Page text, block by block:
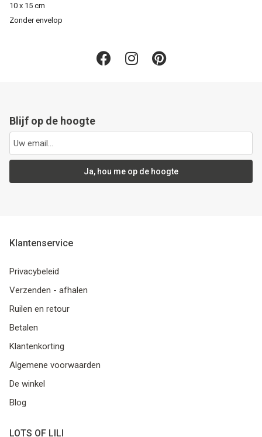
10 x 15 cm
Zonder envelop
Blijf op de hoogte
Ja, hou me op de hoogte
Klantenservice
Privacybeleid
Verzenden - afhalen
Ruilen en retour
Betalen
Klantenkorting
Algemene voorwaarden
De winkel
Blog
LOTS OF LILI